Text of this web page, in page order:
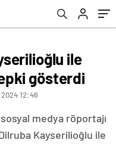
ile
gösterdi
12:46
medya röportajı
Kayserilioğlu ile